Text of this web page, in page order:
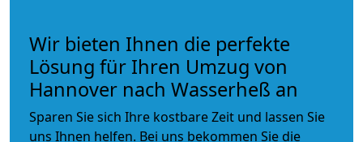
Wir bieten Ihnen die perfekte
Lösung für Ihren Umzug von
Hannover nach Wasserheß an
Sparen Sie sich Ihre kostbare Zeit und lassen Sie
uns Ihnen helfen. Bei uns bekommen Sie die